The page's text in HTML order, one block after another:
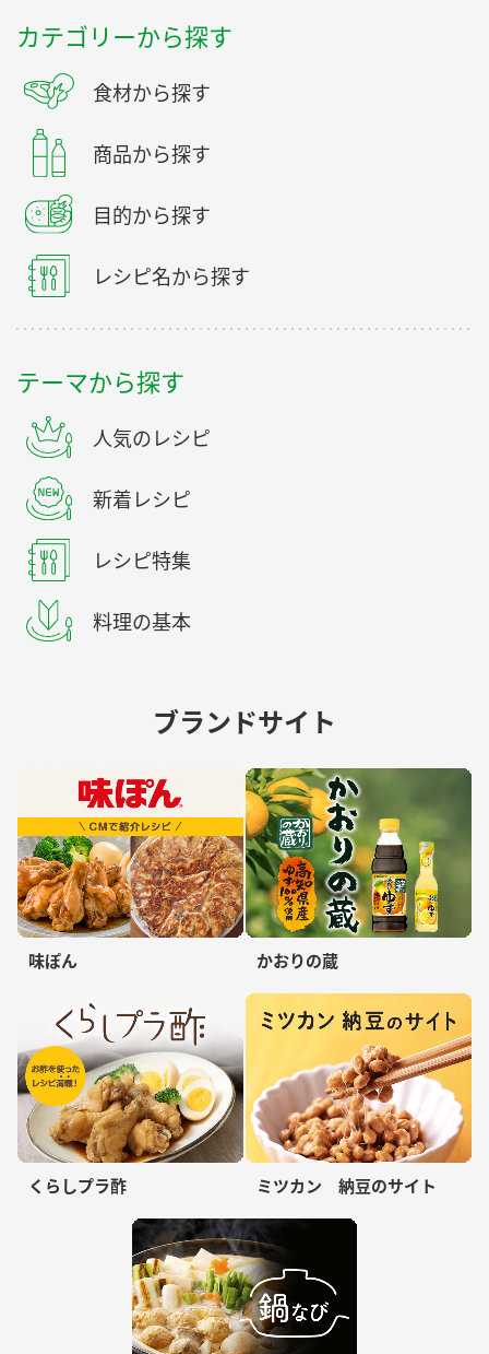
カテゴリーから探す
食材から探す
商品から探す
目的から探す
レシピ名から探す
テーマから探す
人気のレシピ
新着レシピ
レシピ特集
料理の基本
ブランドサイト
味ぽん かおりの蔵
くらしプラ酢 ミツカン 納豆のサイト